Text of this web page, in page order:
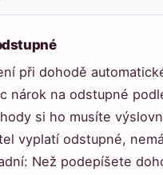
při dohodě
nárok na odstupné
si ho musíte
vyplatí odstupné,
Než podepíšete